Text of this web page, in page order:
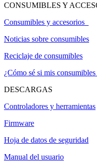
CONSUMIBLES Y
Consumibles y accesorios
Noticias sobre consumibles
Reciclaje de consumibles
¿Cómo sé si mis
DESCARGAS
Controladores y herramientas
Firmware
Hoja de datos de seguridad
Manual del usuario